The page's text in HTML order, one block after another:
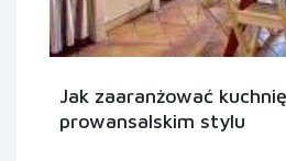
Jak zaaranżować
prowansalskim stylu